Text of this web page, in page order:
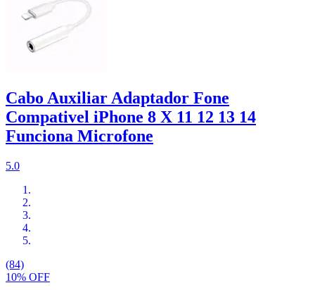
Cabo Auxiliar Adaptador Fone
Compativel iPhone 8 X 11 12 13 14
Funciona Microfone
5.0
(84)
10% OFF